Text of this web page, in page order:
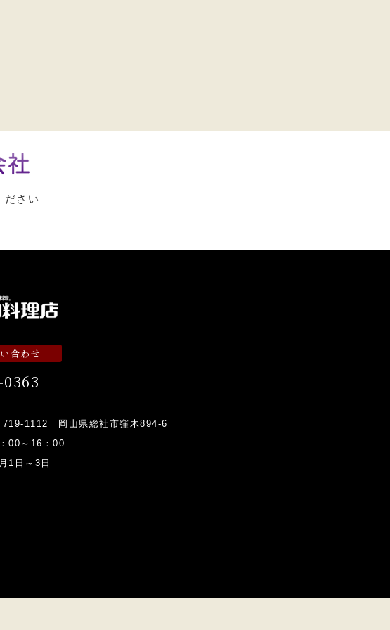
ださい
合わせ
0363
719-1112 岡山県総社市窪木894-6
00～16：00
1日～3日